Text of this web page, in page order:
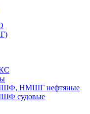
НМШГ нефтяные
судовые